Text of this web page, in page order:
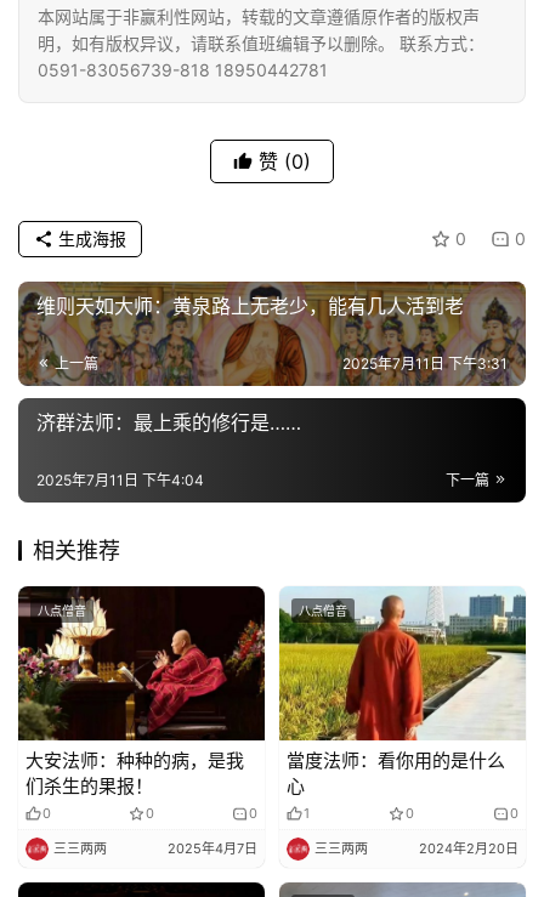
教
艺
术
规
免
责
声
明
本网站属于非赢利性网站，转载的文章遵循原作者的版权声
明，如有版权异议，请联系值班编辑予以删除。 联系方式：
0591-83056739-818 18950442781
赞 (0)
0 0
生成海报
维则天如大师：黄泉路上无老少，能有几人活到老
上一篇 2025年7月11日 下午3:31
济群法师：最上乘的修行是……
下一篇
2025年7月11日 下午4:04
相关推荐
八点僧音
大安法师：种种的病，是我
们杀生的果报！
0 0 0
三三两两 2025年4月7日
八点僧音
當度法师：看你用的是什么
心
1 0 0
三三两两 2024年2月20日